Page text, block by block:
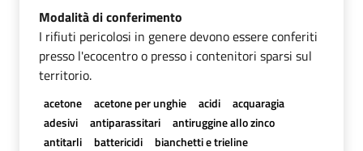
Modalità di conferimento
I rifiuti pericolosi in genere devono essere conferiti
presso l'ecocentro o presso i contenitori sparsi sul
territorio.
acetone acetone per unghie acidi
acquaragia
adesivi
antiparassitari
antiruggine allo zinco
antitarli
battericidi
bianchetti e trieline